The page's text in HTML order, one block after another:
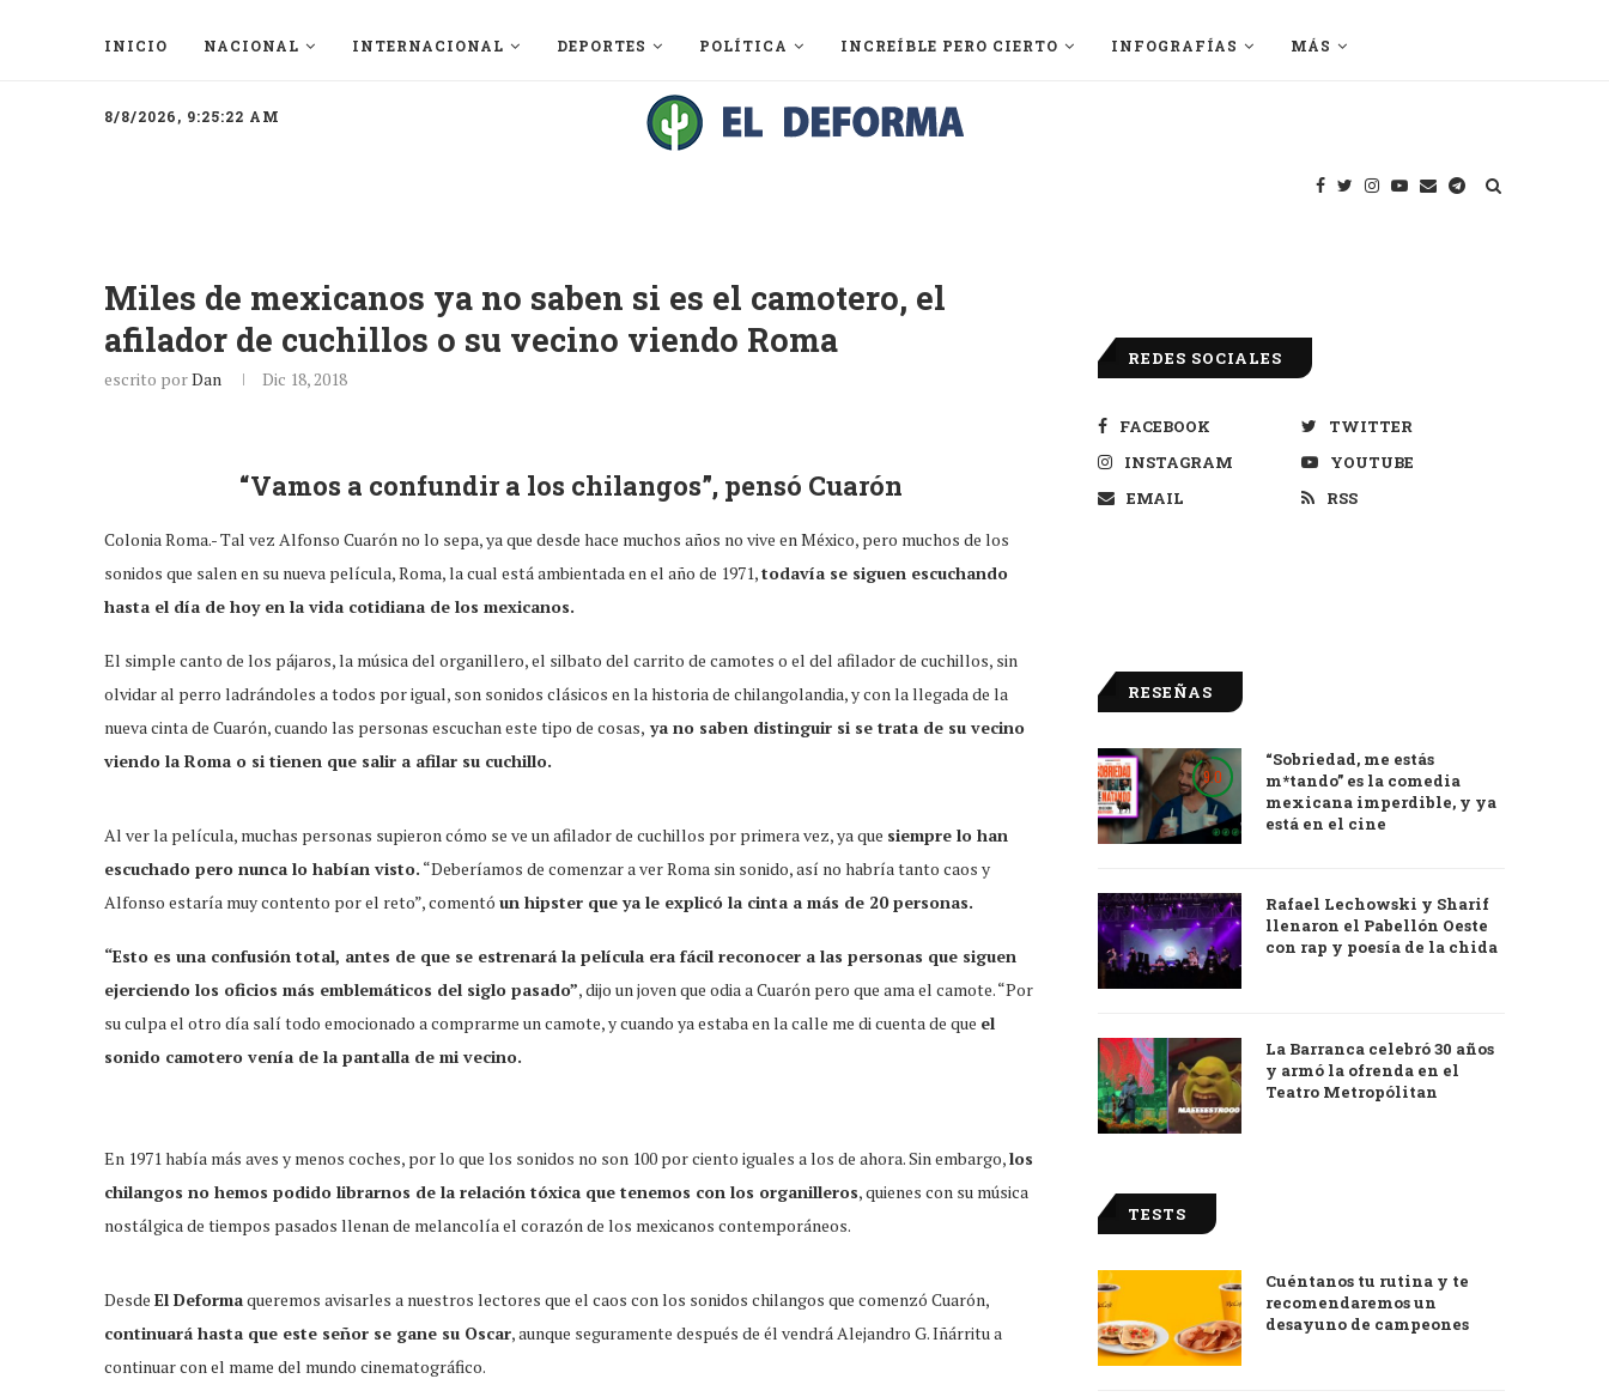
INICIO NACIONAL INTERNACIONAL DEPORTES POLÍTICA INCREÍBLE PERO CIERTO INFOGRAFÍAS MÁS
8/8/2026, 9:25:22 AM
Miles de mexicanos ya no saben si es el camotero, el
afilador de cuchillos o su vecino viendo Roma
escrito porDan Dic 18, 2018
“Vamos a confundir a los chilangos”, pensó Cuarón
Colonia Roma.- Tal vez Alfonso Cuarón no lo sepa, ya que desde hace muchos años no vive en México, pero muchos de los
sonidos que salen en su nueva película, Roma, la cual está ambientada en el año de 1971,todavía se siguen escuchando
hasta el día de hoy en la vida cotidiana de los mexicanos.
El simple canto de los pájaros, la música del organillero, el silbato del carrito de camotes o el del afilador de cuchillos, sin
olvidar al perro ladrándoles a todos por igual, son sonidos clásicos en la historia de chilangolandia, y con la llegada de la
nueva cinta de Cuarón, cuando las personas escuchan este tipo de cosas, ya no saben distinguir si se trata de su vecino
viendo la Roma o si tienen que salir a afilar su cuchillo.
Al ver la película, muchas personas supieron cómo se ve un afilador de cuchillos por primera vez, ya que siempre lo han
escuchado pero nunca lo habían visto. “Deberíamos de comenzar a ver Roma sin sonido, así no habría tanto caos y
Alfonso estaría muy contento por el reto”, comentó un hipster que ya le explicó la cinta a más de 20 personas.
“Esto es una confusión total, antes de que se estrenará la película era fácil reconocer a las personas que siguen
ejerciendo los oficios más emblemáticos del siglo pasado”, dijo un joven que odia a Cuarón pero que ama el camote. “Por
su culpa el otro día salí todo emocionado a comprarme un camote, y cuando ya estaba en la calle me di cuenta de que el
sonido camotero venía de la pantalla de mi vecino.
En 1971 había más aves y menos coches, por lo que los sonidos no son 100 por ciento iguales a los de ahora. Sin embargo,los
chilangos no hemos podido librarnos de la relación tóxica que tenemos con los organilleros, quienes con su música
nostálgica de tiempos pasados llenan de melancolía el corazón de los mexicanos contemporáneos.
Desde El Deformaqueremos avisarles a nuestros lectores que el caos con los sonidos chilangos que comenzó Cuarón,
continuará hasta que este señor se gane su Oscar, aunque seguramente después de él vendrá Alejandro G. Iñárritu a
continuar con el mame del mundo cinematográfico.
REDES SOCIALES
FACEBOOK
TWITTER
INSTAGRAM
YOUTUBE
EMAIL
RSS
RESEÑAS
9.0
“Sobriedad, me estás
m*tando” es la comedia
mexicana imperdible, y ya
está en el cine
Rafael Lechowski y Sharif
llenaron el Pabellón Oeste
con rap y poesía de la chida
La Barranca celebró 30 años
y armó la ofrenda en el
Teatro Metropólitan
TESTS
Cuéntanos tu rutina y te
recomendaremos un
desayuno de campeones